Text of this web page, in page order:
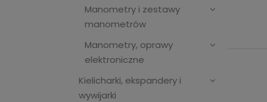
Manometry i zestawy
manometrów
Manometry, oprawy
elektroniczne
Kielicharki, ekspandery i
wywijarki